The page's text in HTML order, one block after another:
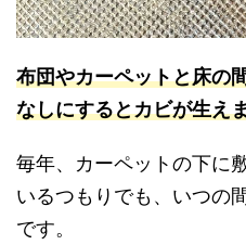
布団やカーペットと床の
なしにするとカビが生え
毎年、カーペットの下に
いるつもりでも、いつの
です。